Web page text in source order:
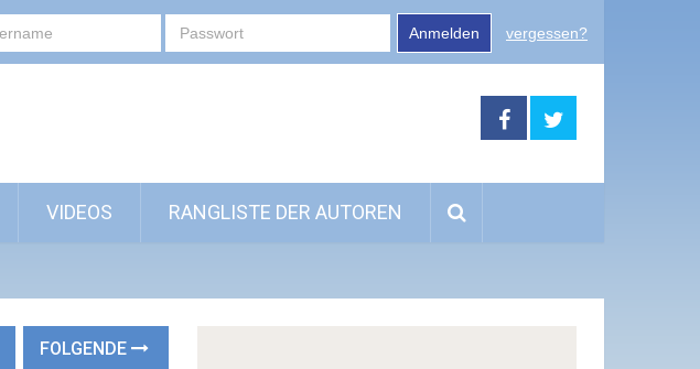
Anmelden vergessen?
VIDEOS RANGLISTE DER AUTOREN
FOLGENDE